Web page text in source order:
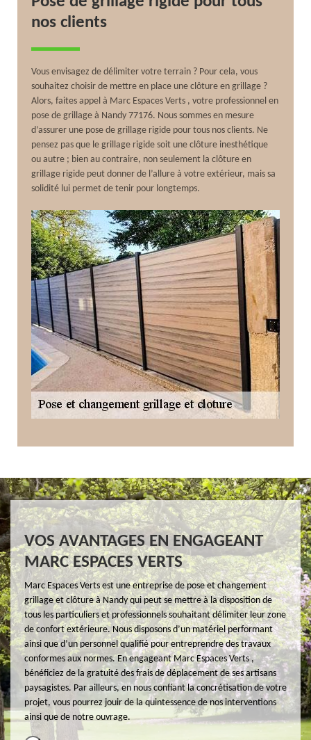
nos clients
Vous envisagez de délimiter votre terrain ? Pour cela, vous
souhaitez choisir de mettre en place une clôture en grillage ?
Alors, faites appel à Marc Espaces Verts , votre professionnel en
pose de grillage à Nandy 77176. Nous sommes en mesure
d’assurer une pose de grillage rigide pour tous nos clients. Ne
pensez pas que le grillage rigide soit une clôture inesthétique
ou autre ; bien au contraire, non seulement la clôture en
grillage rigide peut donner de l’allure à votre extérieur, mais sa
solidité lui permet de tenir pour longtemps.
VOS AVANTAGES EN ENGAGEANT
MARC ESPACES VERTS
Marc Espaces Verts est une entreprise de pose et changement
grillage et clôture à Nandy qui peut se mettre à la disposition de
tous les particuliers et professionnels souhaitant délimiter leur zone
de confort extérieure. Nous disposons d’un matériel performant
ainsi que d’un personnel qualifié pour entreprendre des travaux
conformes aux normes. En engageant Marc Espaces Verts ,
bénéficiez de la gratuité des frais de déplacement de ses artisans
paysagistes. Par ailleurs, en nous confiant la concrétisation de votre
projet, vous pourrez jouir de la quintessence de nos interventions
ainsi que de notre ouvrage.